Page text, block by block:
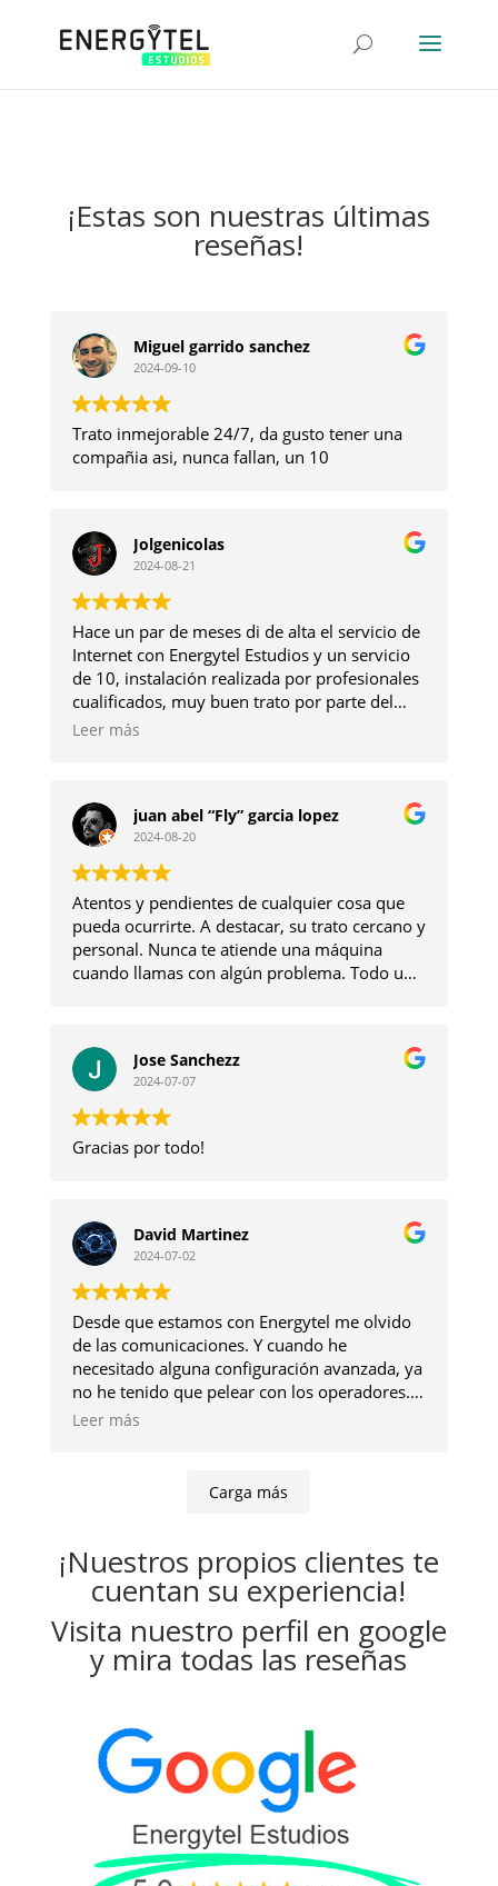
¡Estas son nuestras últimas
reseñas!
Miguel garrido sanchez
2024-09-10
Trato inmejorable 24/7, da gusto tener una
compañia asi, nunca fallan, un 10
Jolgenicolas
2024-08-21
Hace un par de meses di de alta el servicio de
Internet con Energytel Estudios y un servicio
de 10, instalación realizada por profesionales
cualificados, muy buen trato por parte del
equipo y mis agradecimientos a Eloy por su
encarecidamente la contratación con ellos si
buscas cercanía, trato personalizado y
fiabilidad en el servicio.
Leer más
juan abel “Fly” garcia lopez
2024-08-20
Atentos y pendientes de cualquier cosa que
pueda ocurrirte. A destacar, su trato cercano y
personal. Nunca te atiende una máquina
cuando llamas con algún problema. Todo un
Jose Sanchezz
2024-07-07
Gracias por todo!
David Martinez
2024-07-02
Desde que estamos con Energytel me olvido
de las comunicaciones. Y cuando he
necesitado alguna configuración avanzada, ya
no he tenido que pelear con los operadores.
Se los pido a ellos y ya se ocupan.
Leer más
Carga más
¡Nuestros propios clientes te
cuentan su experiencia!
Visita nuestro perfil en google
y mira todas las reseñas